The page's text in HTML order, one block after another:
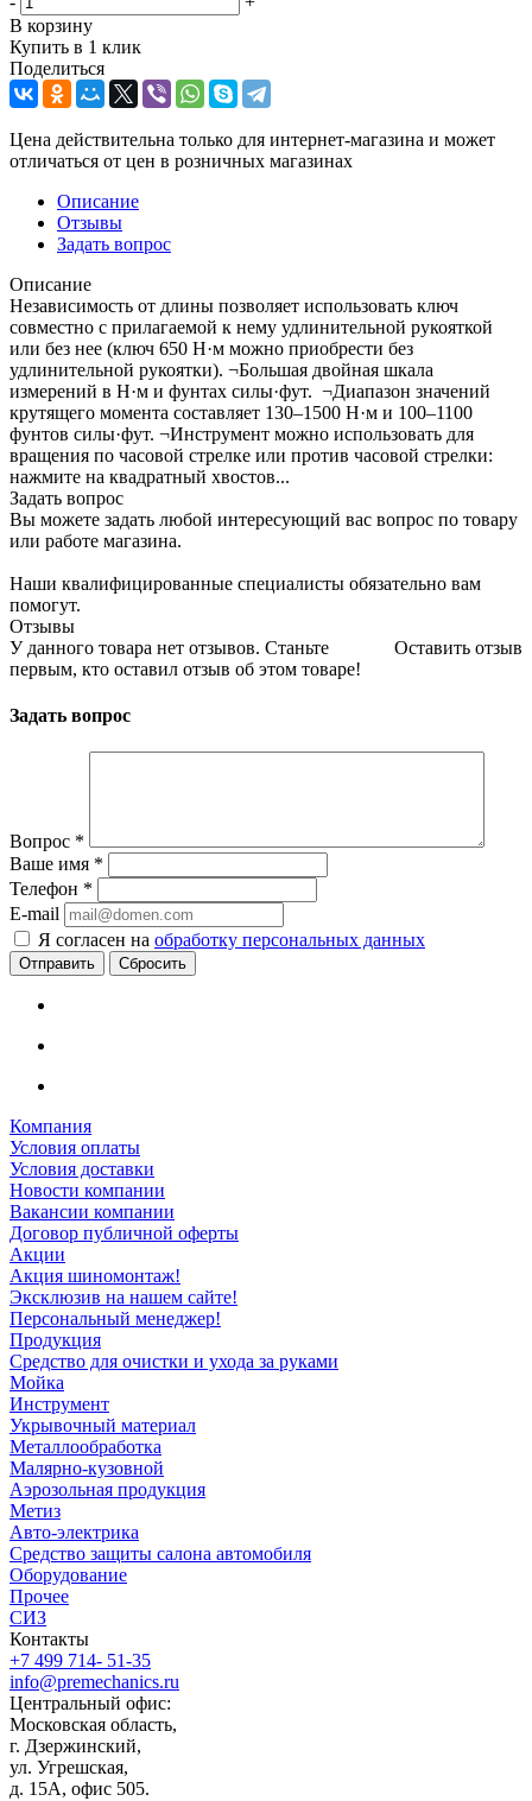
В корзину
Купить в 1 клик
Поделиться
Цена действительна только для интернет-магазина и может
отличаться от цен в розничных магазинах
Описание
Отзывы
Задать вопрос
Описание
Независимость от длины позволяет использовать ключ
совместно с прилагаемой к нему удлинительной рукояткой
или без нее (ключ 650 Н·м можно приобрести без
удлинительной рукоятки). ¬Большая двойная шкала
измерений в Н·м и фунтах силы·фут. ¬Диапазон значений
крутящего момента составляет 130–1500 Н·м и 100–1100
фунтов силы·фут. ¬Инструмент можно использовать для
вращения по часовой стрелке или против часовой стрелки:
нажмите на квадратный хвостов...
Задать вопрос
Вы можете задать любой интересующий вас вопрос по товару
или работе магазина.
Наши квалифицированные специалисты обязательно вам
помогут.
Отзывы
Оставить отзыв
У данного товара нет отзывов. Станьте
первым, кто оставил отзыв об этом товаре!
Задать вопрос
Вопрос *
Ваше имя *
Телефон *
E-mail
Я согласен на обработку персональных данных
Сбросить
Компания
Условия оплаты
Условия доставки
Новости компании
Вакансии компании
Договор публичной оферты
Акции
Акция шиномонтаж!
Эксклюзив на нашем сайте!
Персональный менеджер!
Продукция
Средство для очистки и ухода за руками
Мойка
Инструмент
Укрывочный материал
Металлообработка
Малярно-кузовной
Аэрозольная продукция
Метиз
Авто-электрика
Средство защиты салона автомобиля
Оборудование
Прочее
СИЗ
Контакты
+7 499 714- 51-35
info@premechanics.ru
Центральный офис:
Московская область,
г. Дзержинский,
ул. Угрешская,
д. 15А, офис 505.